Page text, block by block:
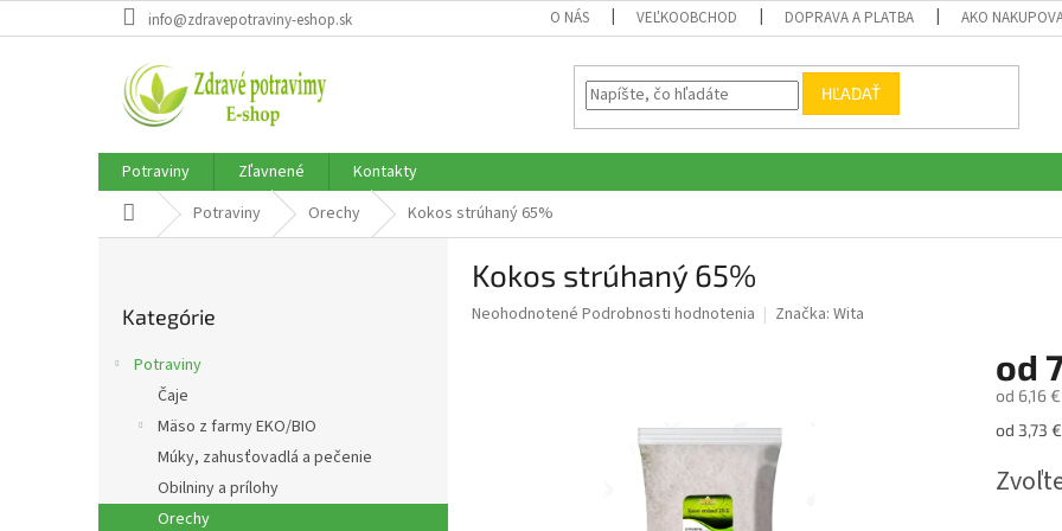
na
info@zdravepotraviny-eshop.sk O NÁS VEĽKOOBCHOD DOPRAVA A PLATBA AKO
HĽADAŤ
Potraviny Zľavnené
Kontakty
DomovPotraviny Orechy Kokos strúhaný 65%
kategórie
Kategórie
Potraviny
Čaje
Mäso z farmy EKO/BIO
Múky, zahusťovadlá a pečenie
Obilniny a prílohy
Orechy
Kokos strúhaný 65%
Priemerné
Neohodnotené Podrobnosti hodnotenia Značka: Wita
od
od 6,16 €
od 3,73